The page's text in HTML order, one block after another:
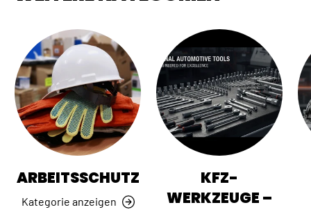
ARBEITSSCHUTZ
Kategorie anzeigen
KFZ-
WERKZEUGE –